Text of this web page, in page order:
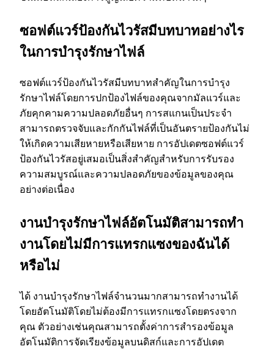
ซอฟต์แวร์ป้องกันไวรัสมีบทบาทอย่างไร
ในการบํารุงรักษาไฟล์
ซอฟต์แวร์ป้องกันไวรัสมีบทบาทสําคัญในการบํารุง
รักษาไฟล์โดยการปกป้องไฟล์ของคุณจากมัลแวร์และ
ภัยคุกคามความปลอดภัยอื่นๆ การสแกนเป็นประจํา
สามารถตรวจจับและกักกันไฟล์ที่เป็นอันตรายป้องกันไม่
ให้เกิดความเสียหายหรือเสียหาย การอัปเดตซอฟต์แวร์
ป้องกันไวรัสอยู่เสมอเป็นสิ่งสําคัญสําหรับการรับรอง
ความสมบูรณ์และความปลอดภัยของข้อมูลของคุณ
อย่างต่อเนื่อง
งานบํารุงรักษาไฟล์อัตโนมัติสามารถทํา
งานโดยไม่มีการแทรกแซงของฉันได้
หรือไม่
ได้ งานบํารุงรักษาไฟล์จํานวนมากสามารถทํางานได้
โดยอัตโนมัติโดยไม่ต้องมีการแทรกแซงโดยตรงจาก
คุณ ตัวอย่างเช่นคุณสามารถตั้งค่าการสํารองข้อมูล
อัตโนมัติการจัดเรียงข้อมูลบนดิสก์และการอัปเดต